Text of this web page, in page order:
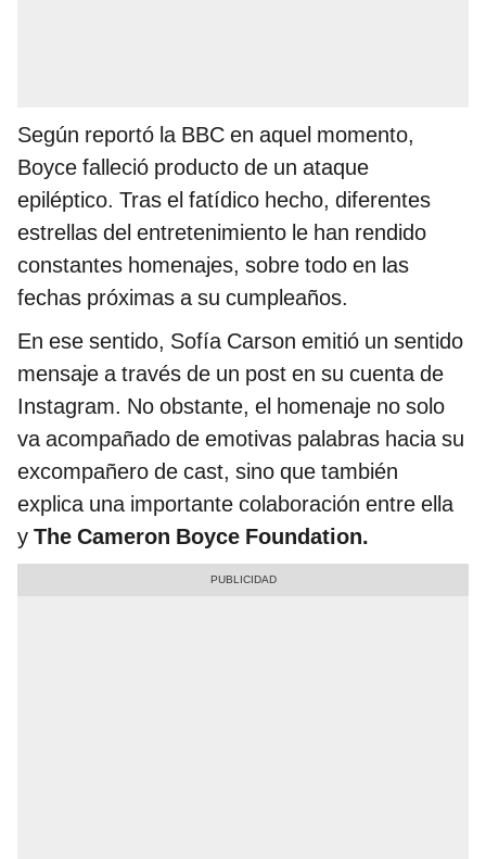
Según reportó la BBC en aquel momento,
Boyce falleció producto de un ataque
epiléptico. Tras el fatídico hecho, diferentes
estrellas del entretenimiento le han rendido
constantes homenajes, sobre todo en las
fechas próximas a su cumpleaños.
En ese sentido, Sofía Carson emitió un sentido
mensaje a través de un post en su cuenta de
Instagram. No obstante, el homenaje no solo
va acompañado de emotivas palabras hacia su
excompañero de cast, sino que también
explica una importante colaboración entre ella
y The Cameron Boyce Foundation.